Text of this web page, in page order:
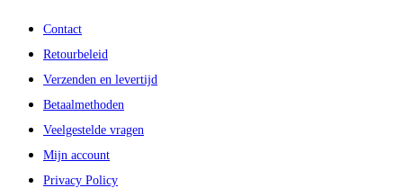
Contact
Retourbeleid
Verzenden en levertijd
Betaalmethoden
Veelgestelde vragen
Mijn account
Privacy Policy